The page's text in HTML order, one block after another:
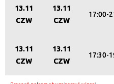
13.11
CZW
13.11
CZW
17:00-
13.11
CZW
13.11
CZW
17:30-